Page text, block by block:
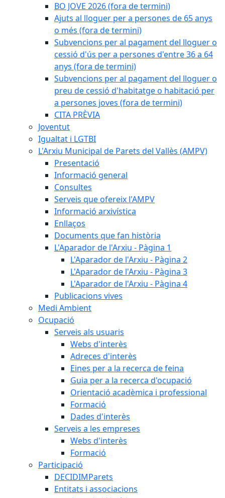
BO JOVE 2026 (fora de termini)
Ajuts al lloguer per a persones de 65 anys
o més (fora de termini)
Subvencions per al pagament del lloguer o
cessió d'ús per a persones d'entre 36 a 64
anys (fora de termini)
Subvencions per al pagament del lloguer o
preu de cessió d'habitatge o habitació per
a persones joves (fora de termini)
CITA PRÈVIA
Joventut
Igualtat i LGTBI
L'Arxiu Municipal de Parets del Vallès (AMPV)
Presentació
Informació general
Consultes
Serveis que ofereix l'AMPV
Informació arxivística
Enllaços
Documents que fan història
L'Aparador de l'Arxiu - Pàgina 1
L'Aparador de l'Arxiu - Pàgina 2
L'Aparador de l'Arxiu - Pàgina 3
L'Aparador de l'Arxiu - Pàgina 4
Publicacions vives
Medi Ambient
Ocupació
Serveis als usuaris
Webs d'interès
Adreces d'interès
Eines per a la recerca de feina
Guia per a la recerca d'ocupació
Orientació acadèmica i professional
Formació
Dades d'interès
Serveis a les empreses
Webs d'interès
Formació
Participació
DECIDIMParets
Entitats i associacions